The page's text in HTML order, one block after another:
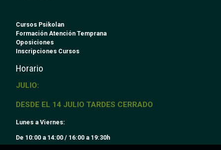
Cursos Psikolan
Formación Atención Temprana
Oposiciones
Inscripciones Cursos
Horario
JULIO:
DESDE EL 14 JULIO TARDES CERRADO
Lunes a Viernes:
De 10:00 a 14:00 / 16:00 a 19:30h